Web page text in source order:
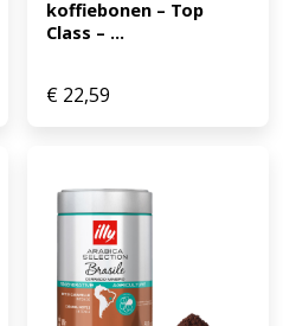
koffiebonen – Top
Class – ...
€ 22,59